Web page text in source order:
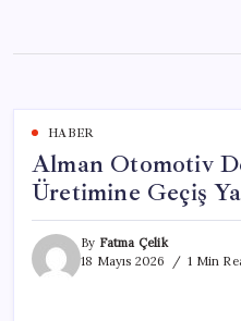
content
HABER
Alman Otomotiv
Üretimine Geçiş
By Fatma Çelik
18 Mayıs 2026
1 Min